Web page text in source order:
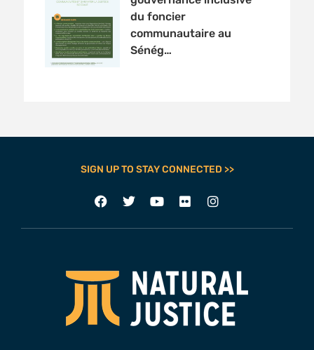
du foncier
communautaire au
Sénég…
SIGN UP TO STAY CONNECTED >>